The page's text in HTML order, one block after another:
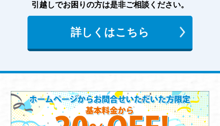
引越しでお困りの方は是非ご相談ください。
詳しくはこちら